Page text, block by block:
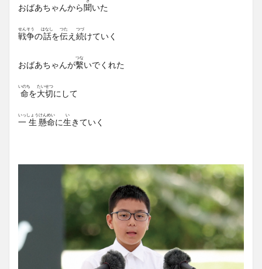
おばあちゃんから聞いた
戦
せん
争
そう
の話
はなし
を伝
つた
え 続
つづ
けていく
おばあちゃんが繫
つな
いでくれた
命
いのち
を大
たい
切
せつ
にして
一
いっ
生
しょう
懸
けん
命
めい
に生
い
きていく